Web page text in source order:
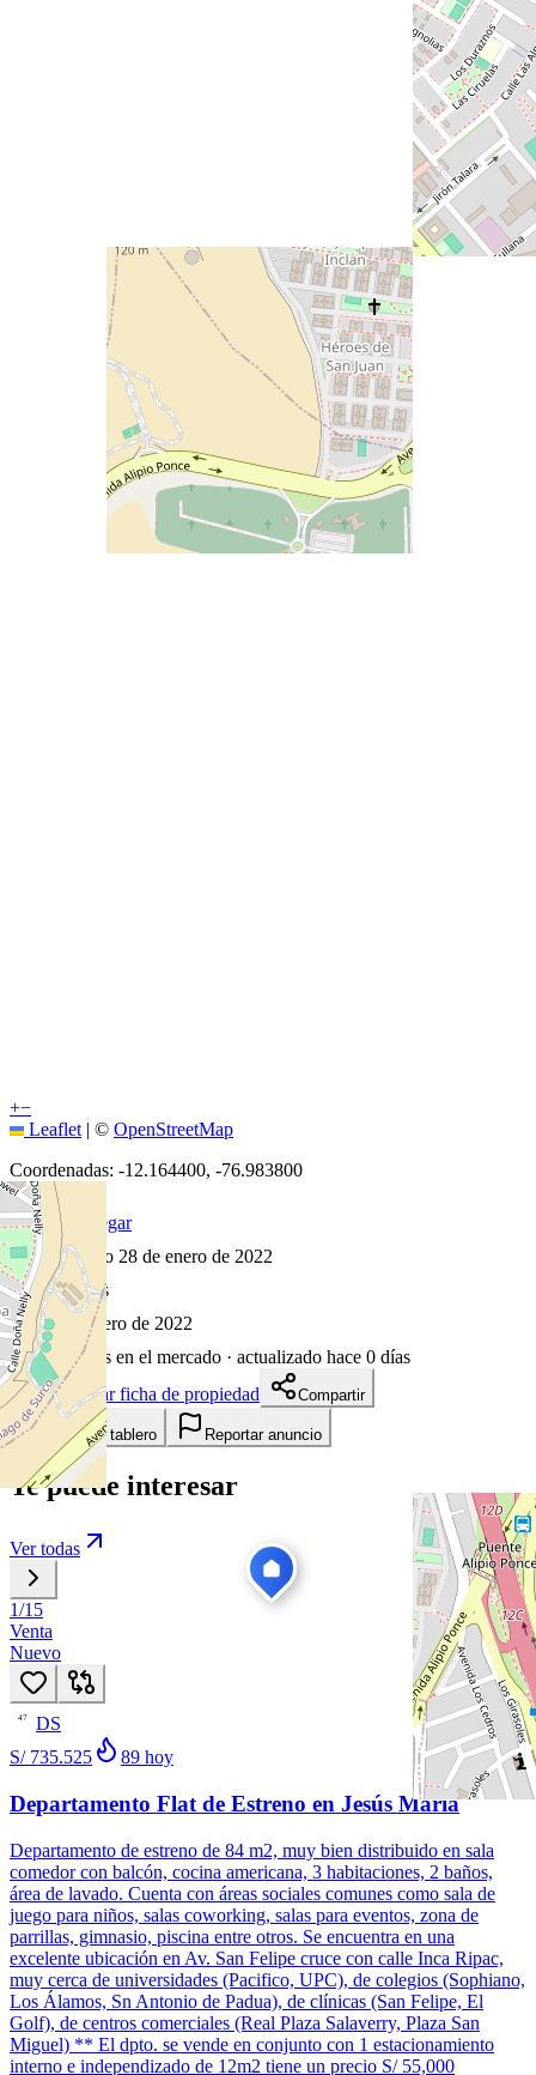
+−
Leaflet | © OpenStreetMap
Coordenadas: -12.164400, -76.983800
Cómo llegar
Publicado 28 de enero de 2022
20visitas
28 de enero de 2022
1651días en el mercado · actualizado hace 0 días
Descargar ficha de propiedad
Compartir
Añadir a tablero Reportar anuncio
Te puede interesar
Ver todas
1/15
Venta
Nuevo
47
DS
S/ 735.525
89 hoy
Departamento Flat de Estreno en Jesús María
Departamento de estreno de 84 m2, muy bien distribuido en sala
comedor con balcón, cocina americana, 3 habitaciones, 2 baños,
área de lavado. Cuenta con áreas sociales comunes como sala de
juego para niños, salas coworking, salas para eventos, zona de
parrillas, gimnasio, piscina entre otros. Se encuentra en una
excelente ubicación en Av. San Felipe cruce con calle Inca Ripac,
muy cerca de universidades (Pacifico, UPC), de colegios (Sophiano,
Los Álamos, Sn Antonio de Padua), de clínicas (San Felipe, El
Golf), de centros comerciales (Real Plaza Salaverry, Plaza San
Miguel) ** El dpto. se vende en conjunto con 1 estacionamiento
interno e independizado de 12m2 tiene un precio S/ 55,000